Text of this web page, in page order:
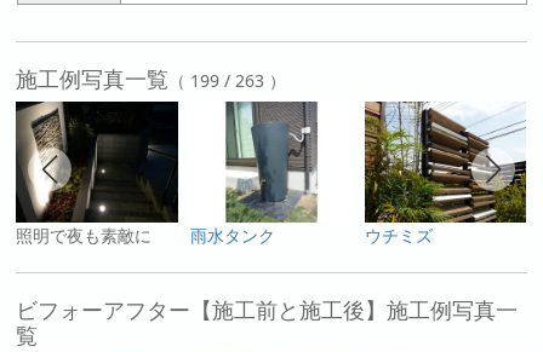
施工例写真一覧 （ 199 / 263 ）
照明で夜も素敵に 雨水タンク ウチミズ
ビフォーアフター【施工前と施工後】施工例写真一
覧